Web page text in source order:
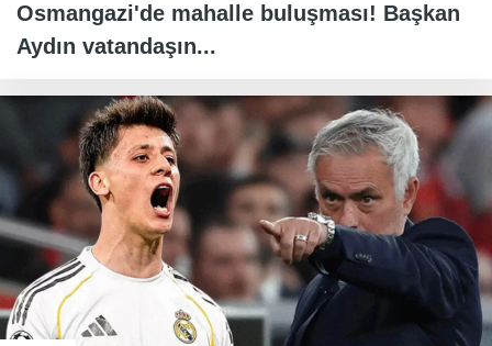
Osmangazi'de mahalle buluşması! Başkan
Aydın vatandaşın...